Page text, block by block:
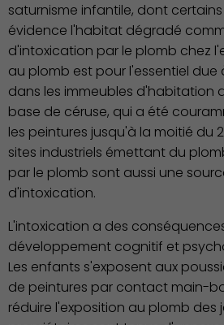
vie
saturnisme infantile, dont
évidence l'habitat dégradé
d'intoxication par le plomb chez
au plomb est pour l'essentiel due
dans les immeubles d'habitation
base de céruse, qui a été
les peintures jusqu'à la moitié du
sites industriels émettant du
par le plomb sont aussi une
d'intoxication.
L'intoxication a des
développement cognitif et
Les enfants s'exposent aux
de peintures par contact main-
réduire l'exposition au plomb des